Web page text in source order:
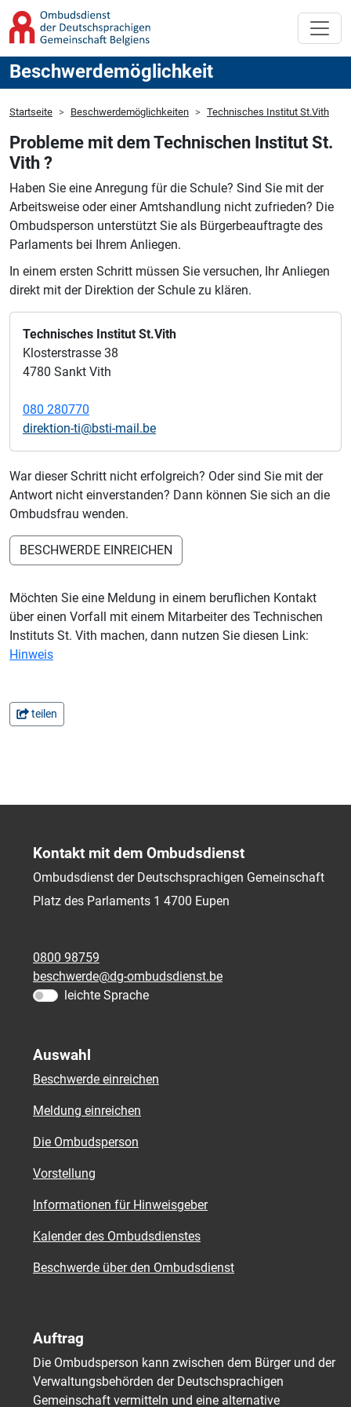
Beschwerdemöglichkeit
Startseite Beschwerdemöglichkeiten Technisches Institut St.Vith
Probleme mit dem Technischen Institut St.
Vith ?
Haben Sie eine Anregung für die Schule? Sind Sie mit der
Arbeitsweise oder einer Amtshandlung nicht zufrieden? Die
Ombudsperson unterstützt Sie als Bürgerbeauftragte des
Parlaments bei Ihrem Anliegen.
In einem ersten Schritt müssen Sie versuchen, Ihr Anliegen
direkt mit der Direktion der Schule zu klären.
Technisches Institut St.Vith
Klosterstrasse 38
4780 Sankt Vith
080 280770
direktion-ti@bsti-mail.be
War dieser Schritt nicht erfolgreich? Oder sind Sie mit der
Antwort nicht einverstanden? Dann können Sie sich an die
Ombudsfrau wenden.
BESCHWERDE EINREICHEN
Möchten Sie eine Meldung in einem beruflichen Kontakt
über einen Vorfall mit einem Mitarbeiter des Technischen
Instituts St. Vith machen, dann nutzen Sie diesen Link:
Hinweis
teilen
Kontakt mit dem Ombudsdienst
Ombudsdienst der Deutschsprachigen Gemeinschaft
Platz des Parlaments 1 4700 Eupen
0800 98759
beschwerde@dg-ombudsdienst.be
leichte Sprache
Auswahl
Beschwerde einreichen
Meldung einreichen
Die Ombudsperson
Vorstellung
Informationen für Hinweisgeber
Kalender des Ombudsdienstes
Beschwerde über den Ombudsdienst
Auftrag
Die Ombudsperson kann zwischen dem Bürger und der
Verwaltungsbehörden der Deutschsprachigen
Gemeinschaft vermitteln und eine alternative